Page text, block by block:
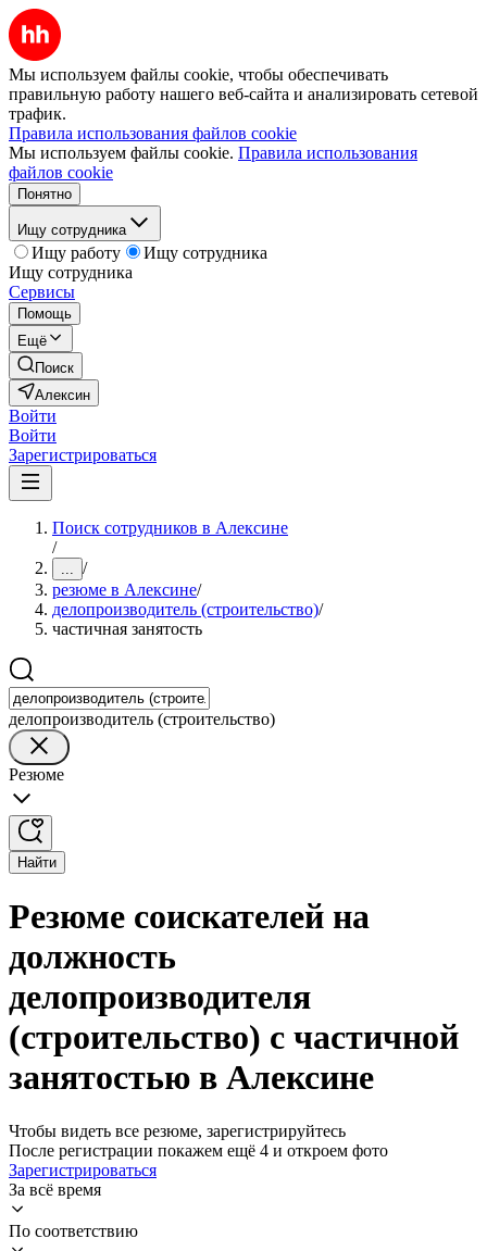
Мы используем файлы cookie, чтобы обеспечивать
правильную работу нашего веб-сайта и анализировать сетевой
трафик.
Правила использования файлов cookie
Мы используем файлы cookie. Правила использования
файлов cookie
Понятно
Ищу сотрудника
Ищу работу
Ищу сотрудника
Ищу сотрудника
Сервисы
Помощь
Ещё
Поиск
Алексин
Войти
Войти
Зарегистрироваться
Поиск сотрудников в Алексине
/
... /
резюме в Алексине/
делопроизводитель (строительство)/
частичная занятость
делопроизводитель (строительство)
Резюме
Найти
Резюме соискателей на
должность
делопроизводителя
(строительство) с частичной
занятостью в Алексине
Чтобы видеть все резюме, зарегистрируйтесь
После регистрации покажем ещё 4 и откроем фото
Зарегистрироваться
За всё время
По соответствию